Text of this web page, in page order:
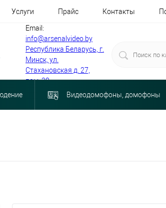
Услуги Прайс Контакты
Email:
info@arsenalvideo.by
Республика Беларусь, г.
Минск, ул.
Стахановская д. 27,
пом. 30
Видеодомофоны, домофоны